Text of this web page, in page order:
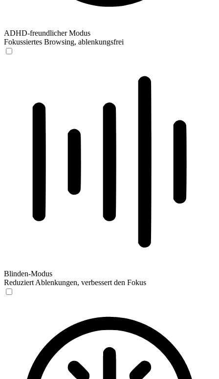
ADHD-freundlicher Modus
Fokussiertes Browsing, ablenkungsfrei
Blinden-Modus
Reduziert Ablenkungen, verbessert den Fokus